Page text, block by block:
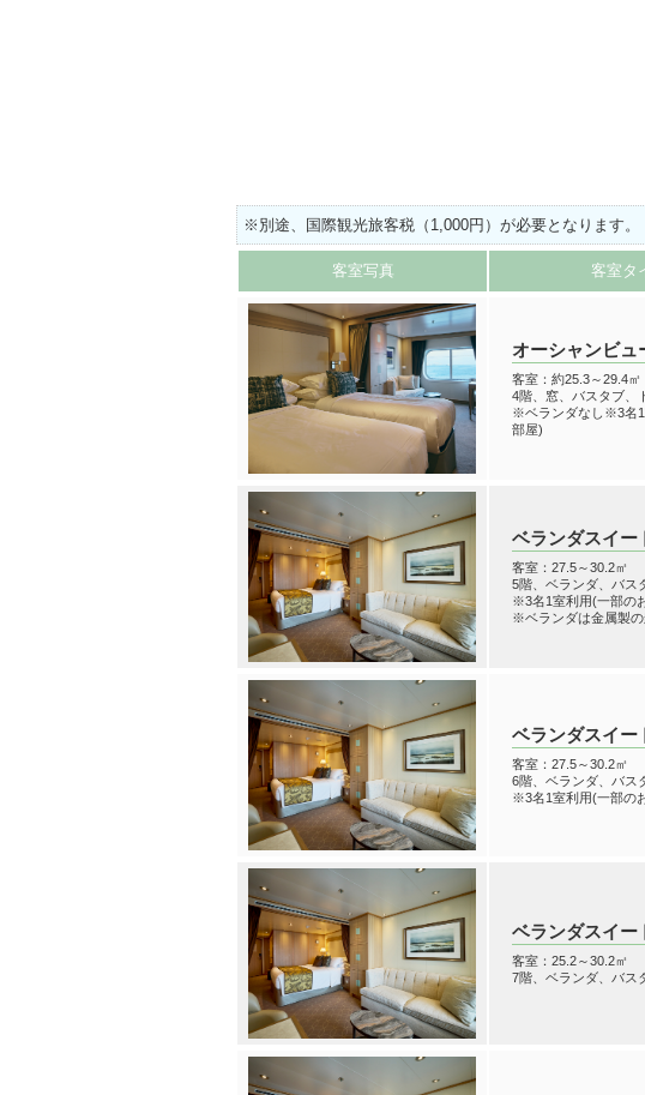
※別途、 国際観光旅客税（1,000円）が必要となります。
客室写真 客室タ
オーシャンビュ
客室：約25.3～29.4㎡
4階、窓、バスタブ、
※ベランダなし※3名1
部屋)
ベランダスイー
客室：27.5～30.2㎡
5階、ベランダ、バス
※3名1室利用(一部の
※ベランダは金属製
ベランダスイー
客室：27.5～30.2㎡
6階、ベランダ、バス
※3名1室利用(一部の
ベランダスイー
客室：25.2～30.2㎡
7階、ベランダ、バス